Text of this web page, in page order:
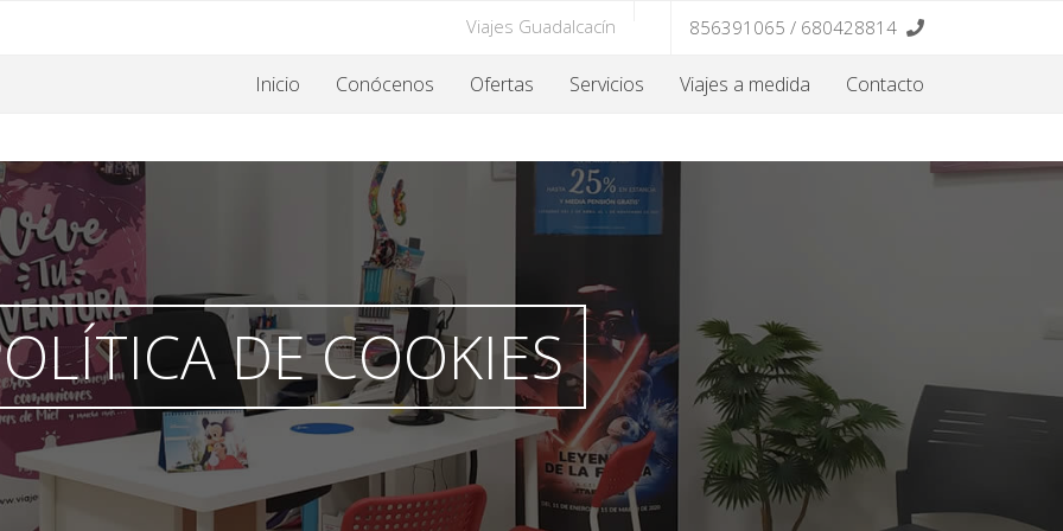
856391065 / 680428814
Viajes Guadalcacín
Inicio Conócenos Ofertas Servicios Viajes a medida Contacto
DE COOKIES